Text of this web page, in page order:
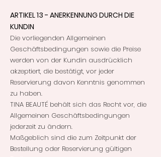
ARTIKEL 13 - ANERKENNUNG DURCH DIE
KUNDIN
Die vorliegenden Allgemeinen
Geschäftsbedingungen sowie die Preise
werden von der Kundin ausdrücklich
akzeptiert, die bestätigt, vor jeder
Reservierung davon Kenntnis genommen
zu haben.
TINA BEAUTÉ behält sich das Recht vor, die
Allgemeinen Geschäftsbedingungen
jederzeit zu ändern.
Maßgeblich sind die zum Zeitpunkt der
Bestellung oder Reservierung gültigen